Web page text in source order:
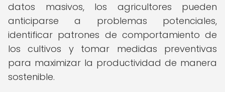
datos masivos, los agricultores pueden
anticiparse a problemas potenciales,
identificar patrones de comportamiento de
los cultivos y tomar medidas preventivas
para maximizar la productividad de manera
sostenible.